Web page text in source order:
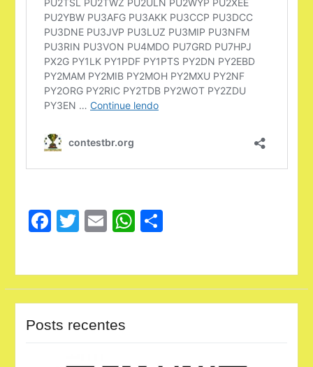
Facebook
Twitter
EmailWhatsApp
Share
Posts recentes